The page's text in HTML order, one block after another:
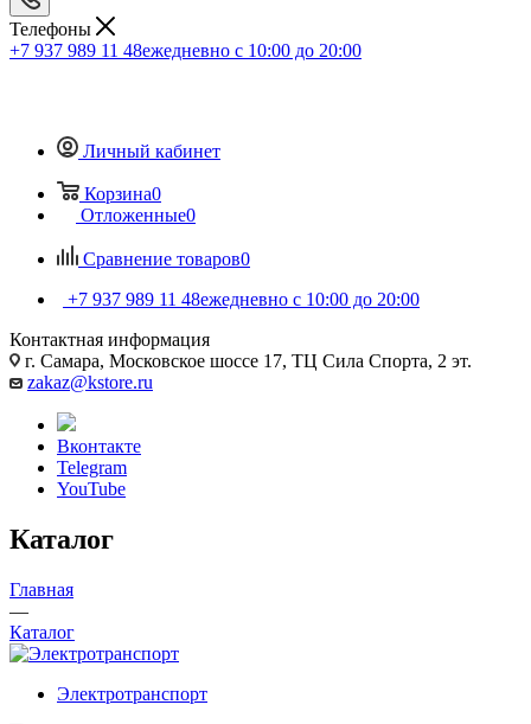
Телефоны
+7 937 989 11 48ежедневно с 10:00 до 20:00
Личный кабинет
Корзина0
Отложенные0
Сравнение товаров0
+7 937 989 11 48ежедневно с 10:00 до 20:00
Контактная информация
г. Самара, Московское шоссе 17, ТЦ Сила Спорта, 2 эт.
zakaz@kstore.ru
Вконтакте
Telegram
YouTube
Каталог
Главная
—
Каталог
Электротранспорт